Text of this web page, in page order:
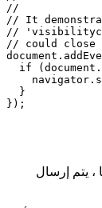
// The
// from the
// at the end
//
// It
//
// could close
if